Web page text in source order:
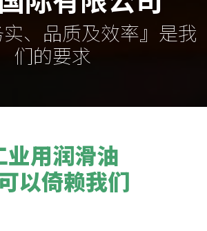
实、品质及效率』是我
们的要求
业用润滑油
以倚赖我们